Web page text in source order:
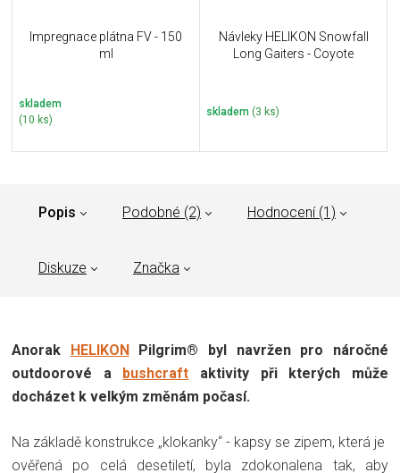
Impregnace plátna FV - 150
ml
skladem
(10 ks)
Návleky HELIKON Snowfall
Long Gaiters - Coyote
skladem (3 ks)
Popis Podobné (2) Hodnocení (1)
Diskuze Značka
Anorak HELIKONPilgrim® byl navržen pro náročné
outdoorové a bushcraft aktivity při kterých může
docházet k velkým změnám počasí.
Na základě konstrukce „klokanky“ - kapsy se zipem, která je
ověřená po celá desetiletí, byla zdokonalena tak, aby